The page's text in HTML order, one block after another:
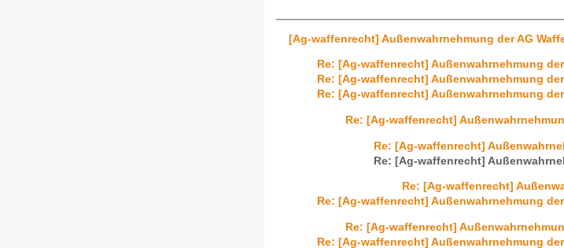
[Ag-waffenrecht] Außenwahrnehmung der AG
Re: [Ag-waffenrecht] Außenwahrnehmung
Re: [Ag-waffenrecht] Außenwahrnehmung
Re: [Ag-waffenrecht] Außenwahrnehmung
Re: [Ag-waffenrecht]
Re: [Ag-waffenrecht]
Re: [Ag-waffenrecht]
Re: [Ag-waffenrecht]
Re: [Ag-waffenrecht] Außenwahrnehmung
Re: [Ag-waffenrecht]
Re: [Ag-waffenrecht] Außenwahrnehmung